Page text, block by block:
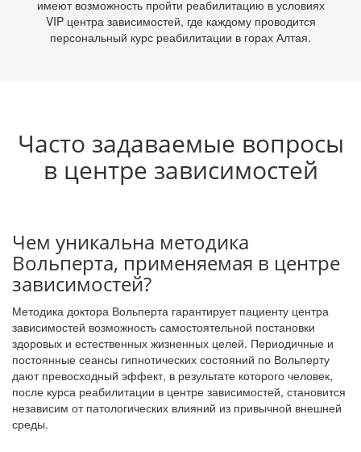
имеют возможность пройти реабилитацию в условиях
VIP центра зависимостей, где каждому проводится
персональный курс реабилитации в горах Алтая.
Часто задаваемые вопросы
в центре зависимостей
Чем уникальна методика
Вольперта, применяемая в центре
зависимостей?
Методика доктора Вольперта гарантирует пациенту центра
зависимостей возможность самостоятельной постановки
здоровых и естественных жизненных целей. Периодичные и
постоянные сеансы гипнотических состояний по Вольперту
дают превосходный эффект, в результате которого человек,
после курса реабилитации в центре зависимостей, становится
независим от патологических влияний из привычной внешней
среды.